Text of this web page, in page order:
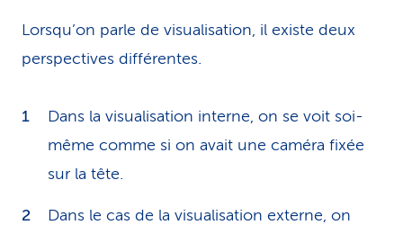
Lorsqu’on parle de visualisation, il existe deux
perspectives différentes.
Dans la visualisation interne, on se voit soi-
même comme si on avait une caméra fixée
sur la tête.
Dans le cas de la visualisation externe, on